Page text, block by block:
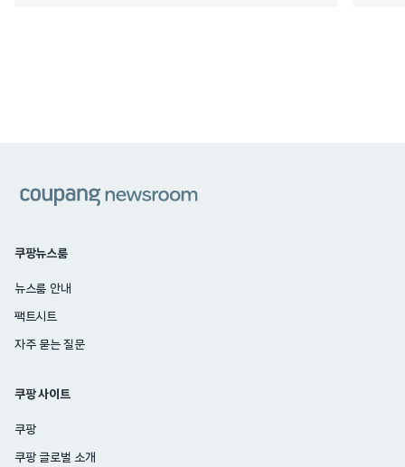
쿠팡뉴스룸
뉴스룸 안내
팩트시트
자주 묻는 질문
쿠팡 사이트
쿠팡
쿠팡 글로벌 소개